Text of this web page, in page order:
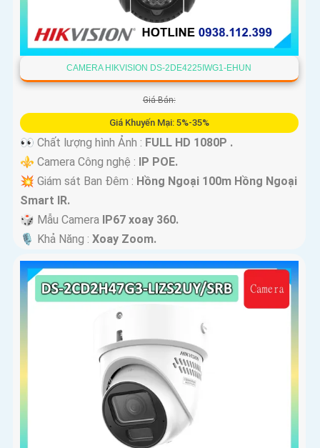
CAMERA HIKVISION DS-2DE4225IWG1-EHUN
Giá Bán:
Giá Khuyến Mại: 5%-35%
️
👀 Chất lượng hình Ảnh : FULL HD 1080P .
⚜️ Camera Công nghệ : IP POE.
💥 Giám sát Ban Đêm : Hồng Ngoại 100m Hồng Ngoại
Smart IR.
🎲 Mẫu Camera IP67 xoay 360.
️🎙 Khả Năng : Xoay Zoom.